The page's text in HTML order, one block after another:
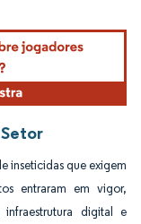
conforme CC BY 4.0.
inseticidas que exigem
entraram em vigor,
digital e